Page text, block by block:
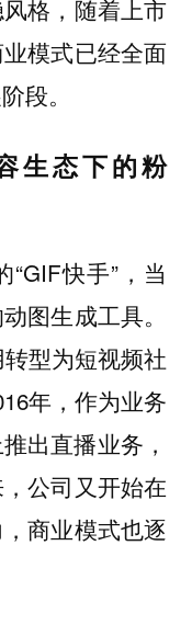
格，随着上市
模式已经全面
段。
生态下的粉
快手”，当
图生成工具。
型为短视频社
年，作为业务
出直播业务，
公司又开始在
商业模式也逐